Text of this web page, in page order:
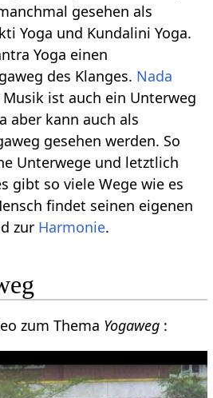
gesehen als
Yoga und Kundalini Yoga.
Yoga einen
des Klanges. Nada
Musik ist auch ein Unterweg
aber kann auch als
gesehen werden. So
Unterwege und letztlich
gibt so viele Wege wie es
findet seinen eigenen
zur Harmonie.
zum Thema Yogaweg :